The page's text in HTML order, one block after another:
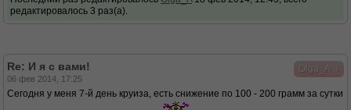
редактировалось 3 раз(а).
Olga_A
Re: И я с вами!
06 фев 2014, 17:25
Сегодня у меня 7-й день круиза, есть снижение по 100 - 200 грамм за сутки